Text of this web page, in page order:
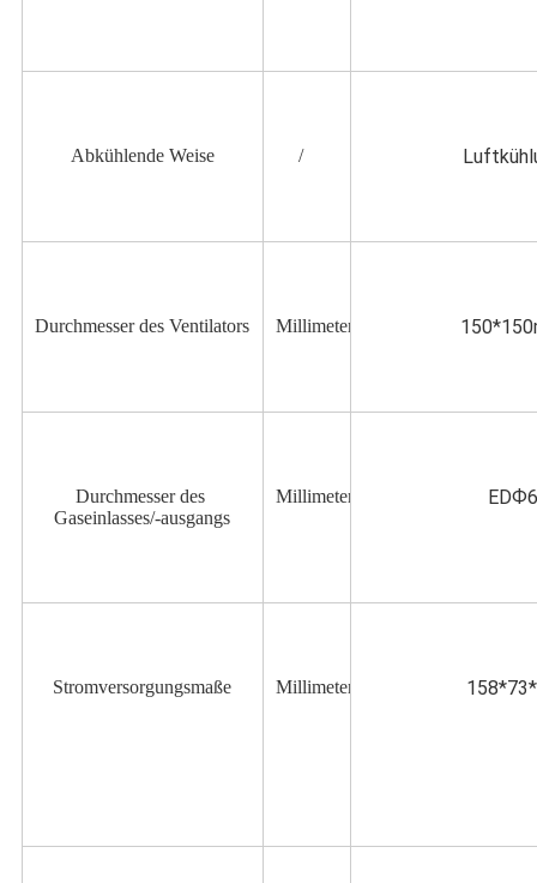
Abkühlende Weise /
Durchmesser des Ventilators Millimeter
Durchmesser des
Gaseinlasses/-ausgangs
Millimeter EDФ6
Stromversorgungsmaße Millimeter